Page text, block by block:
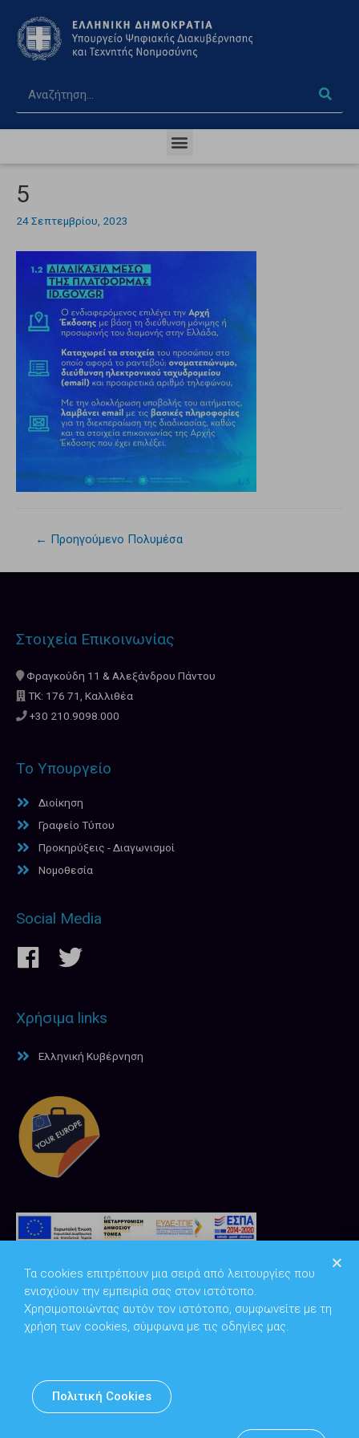
5
24 Σεπτεμβρίου, 2023
← Προηγούμενο Πολυμέσα
Στοιχεία Επικοινωνίας
Φραγκούδη 11 & Αλεξάνδρου Πάντου
ΤΚ: 176 71, Καλλιθέα
+30 210.9098.000
Το Υπουργείο
Διοίκηση
Γραφείο Τύπου
Προκηρύξεις - Διαγωνισμοί
Νομοθεσία
Social Media
Χρήσιμα links
Ελληνική Κυβέρνηση
Copyright © 2026Υπουργείο Ψηφιακής Διακυβέρνησης
Υπεύθυνος DPO: Θανάσης Κοσμόπουλος | dpo@mindigital.gr
Τα cookies επιτρέπουν μια σειρά από λειτουργίες που
ενισχύουν την εμπειρία σας στον ιστότοπο.
Χρησιμοποιώντας αυτόν τον ιστότοπο, συμφωνείτε με τη
χρήση των cookies, σύμφωνα με τις οδηγίες μας.
Πολιτική Cookies